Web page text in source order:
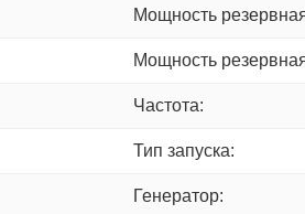
Мощность
Мощность
Частота:
Тип запуска:
Генератор: